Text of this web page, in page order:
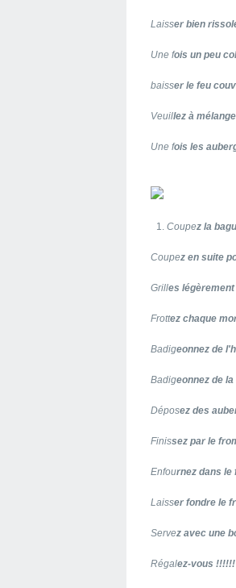
Laisser bien
Une fois un peu
baisser le feu
Veuillez à
Une fois les
Coupez la
Coupez en suite
Grilles
Frottez chaque
Badigeonnez de
Badigeonnez de
Déposez des
Finissez par le
Enfournez dans le
Laisser fondre le
Servez avec une
Régalez-vous !!!!!!